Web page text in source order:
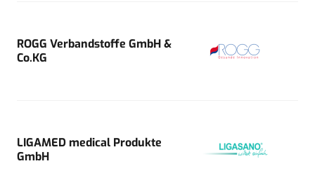
ROGG Verbandstoffe GmbH &
Co.KG
LIGAMED medical Produkte
GmbH